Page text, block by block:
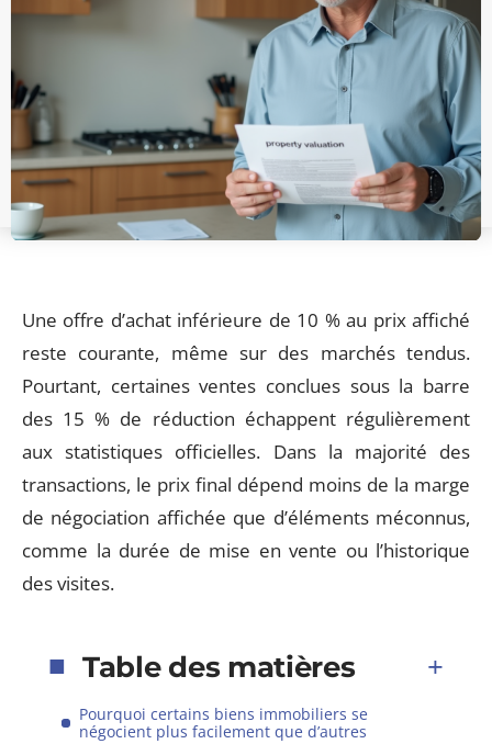
Une offre d’achat inférieure de 10 % au prix affiché
reste courante, même sur des marchés tendus.
Pourtant, certaines ventes conclues sous la barre
des 15 % de réduction échappent régulièrement
aux statistiques officielles. Dans la majorité des
transactions, le prix final dépend moins de la marge
de négociation affichée que d’éléments méconnus,
comme la durée de mise en vente ou l’historique
des visites.
Table des matières
Pourquoi certains biens immobiliers se
négocient plus facilement que d’autres